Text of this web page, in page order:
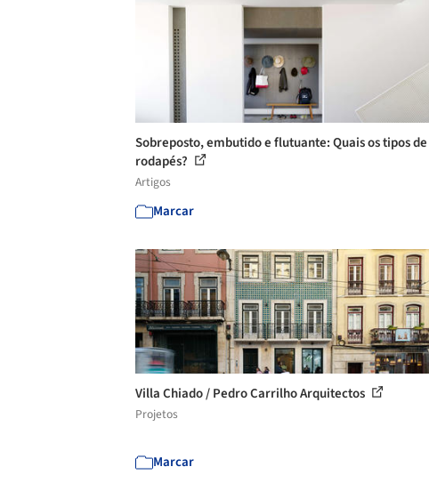
Sobreposto, embutido e flutuante: Quais os tipos de
rodapés?
Artigos
Marcar
Villa Chiado / Pedro Carrilho Arquitectos
Projetos
Marcar